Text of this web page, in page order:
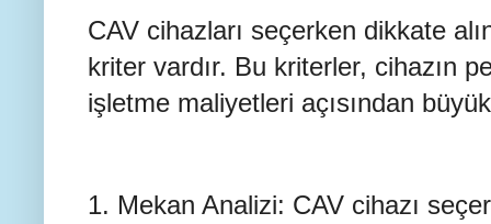
CAV cihazları seçerken dikkate
kriter vardır. Bu kriterler, cihazın
işletme maliyetleri açısından
1. Mekan Analizi: CAV cihazı